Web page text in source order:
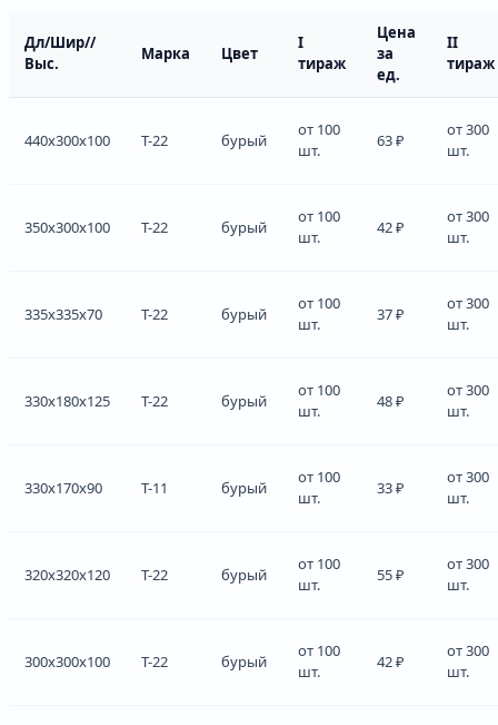
Дл/Шир//
Выс.
Марка Цвет
I
тираж
Цена
за
ед.
II
тираж
440x300x100 Т-22 бурый
от 100
шт.
63 ₽
от 300
шт.
350x300x100 Т-22 бурый
от 100
шт.
42 ₽
от 300
шт.
335x335x70 Т-22 бурый
от 100
шт.
37 ₽
от 300
шт.
330x180x125 Т-22 бурый
от 100
шт.
48 ₽
от 300
шт.
330x170x90 Т-11 бурый
от 100
шт.
33 ₽
от 300
шт.
320x320x120 Т-22 бурый
от 100
шт.
55 ₽
от 300
шт.
300x300x100 Т-22 бурый
от 100
шт.
42 ₽
от 300
шт.